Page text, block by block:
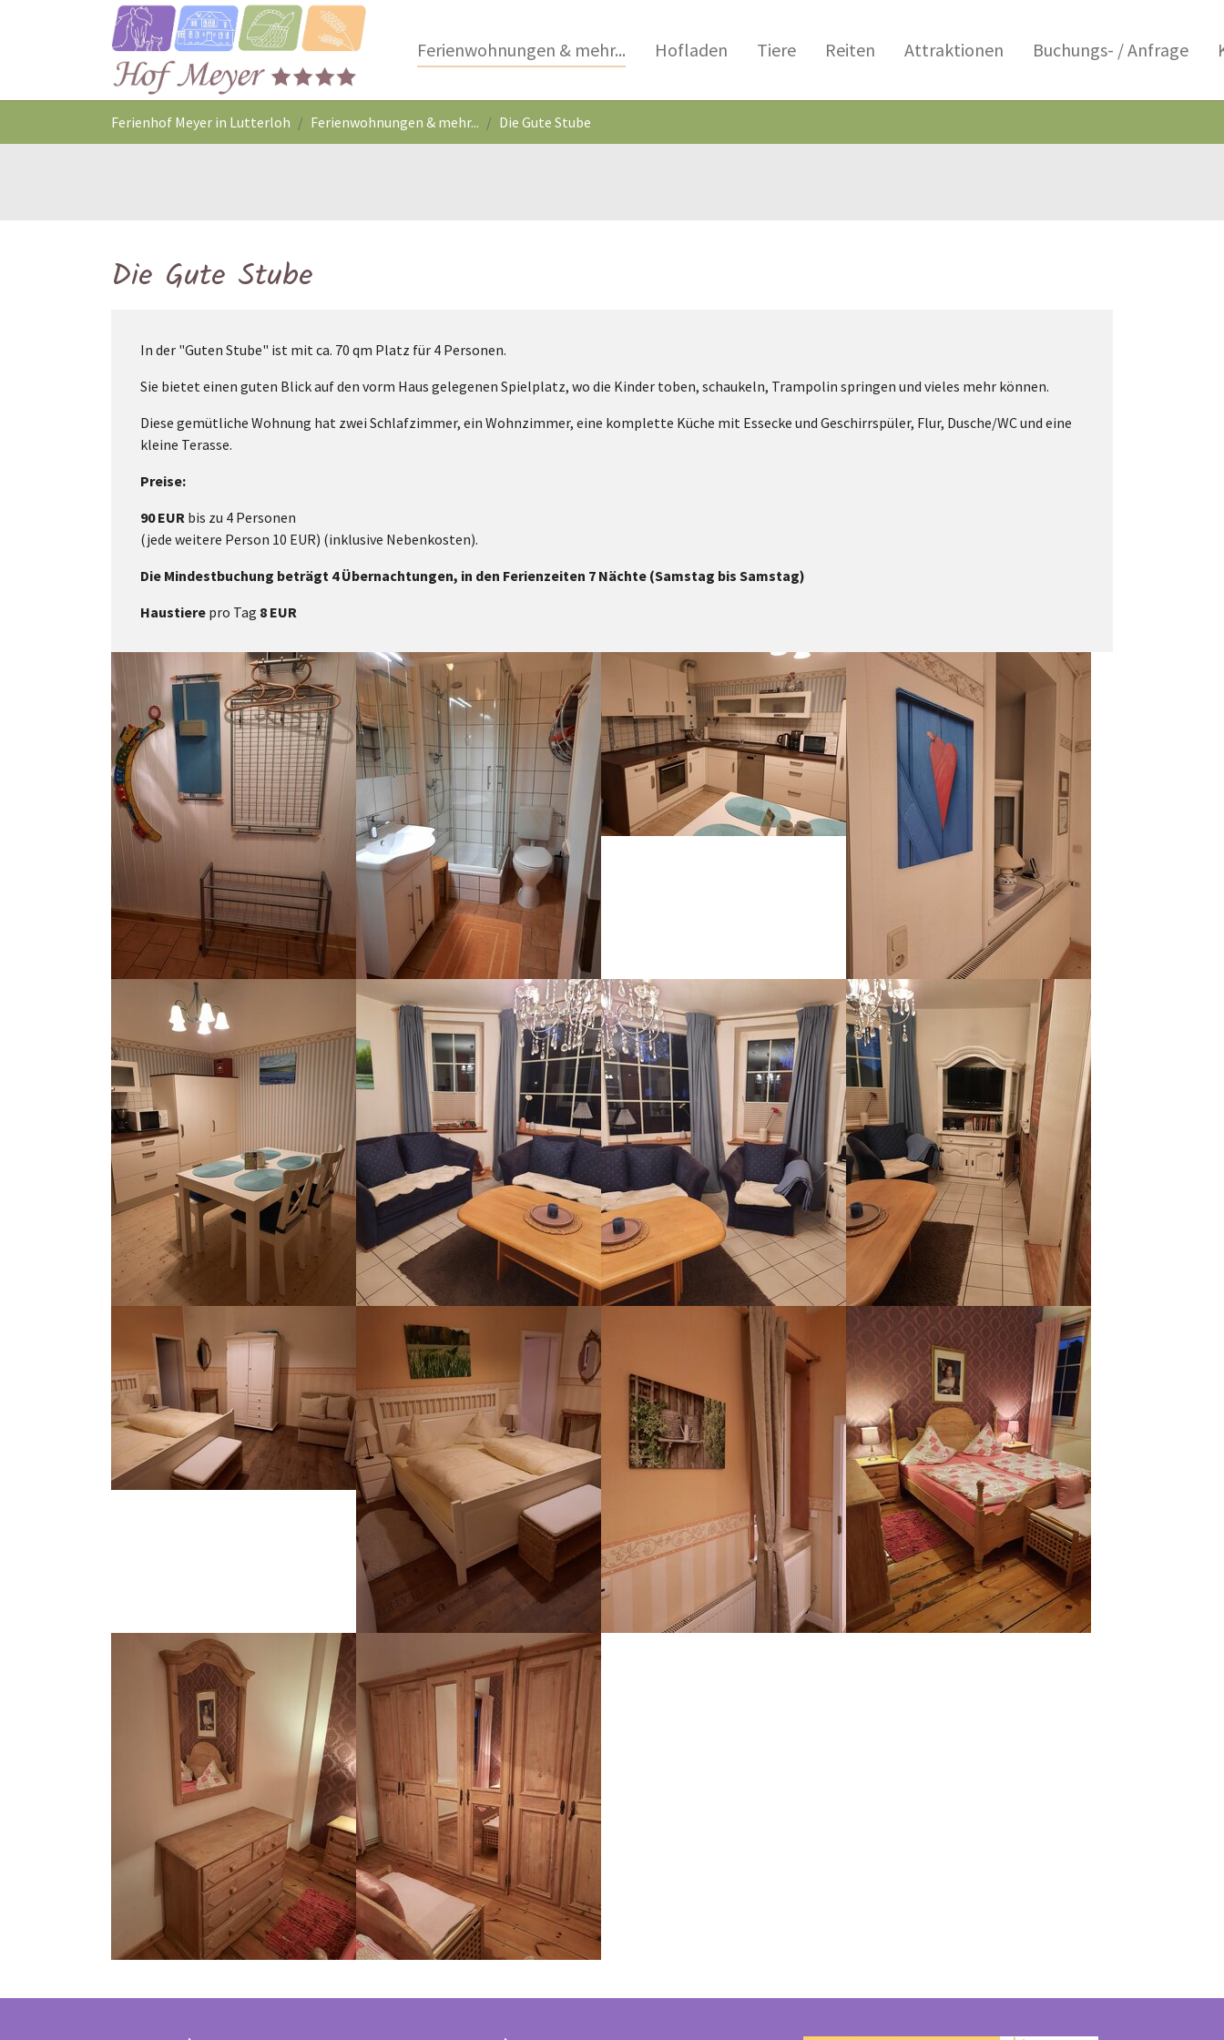
Ferienwohnungen & mehr... Hofladen Tiere Reiten Attraktionen Buchungs- / Anfrage
Ferienhof Meyer in Lutterloh Ferienwohnungen & mehr... Die Gute Stube
Die Gute Stube
In der "Guten Stube" ist mit ca. 70 qm Platz für 4 Personen.
Sie bietet einen guten Blick auf den vorm Haus gelegenen Spielplatz, wo die Kinder toben, schaukeln, Trampolin springen und vieles mehr können.
Diese gemütliche Wohnung hat zwei Schlafzimmer, ein Wohnzimmer, eine komplette Küche mit Essecke und Geschirrspüler, Flur, Dusche/WC und eine
kleine Terasse.
Preise:
90 EUR bis zu 4 Personen
(jede weitere Person 10 EUR) (inklusive Nebenkosten).
Die Mindestbuchung beträgt 4 Übernachtungen, in den Ferienzeiten 7 Nächte (Samstag bis Samstag)
Haustiere pro Tag 8 EUR